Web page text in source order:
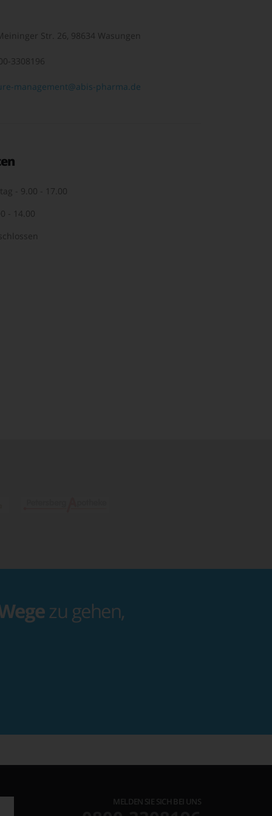
Str. 26, 98634 Wasungen
3308196
management@abis-pharma.de
- 9.00 - 17.00
- 14.00
zu gehen,
MELDEN SIE SICH BEI UNS